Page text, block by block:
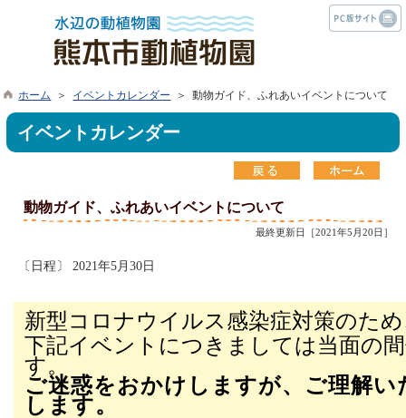
ホーム ＞ イベントカレンダー ＞ 動物ガイド、ふれあいイベントについて
イベントカレンダー
動物ガイド、ふれあいイベントについて
最終更新日［2021年5月20日］
〔日程〕 2021年5月30日
新型コロナウイルス感染症対策のた
下記イベントにつきましては当面の
す
ご迷惑をおかけしますが、ご理解
します。